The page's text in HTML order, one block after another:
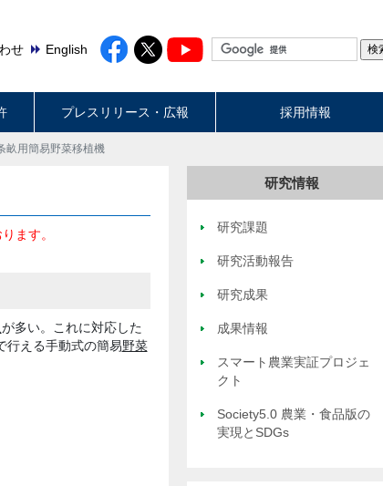
せ English
プレスリリース・広報 採用情報
畝用簡易野菜移植機
ます。
が多い。これに対応した
行える手動式の簡易野菜
研究情報
研究課題
研究活動報告
研究成果
成果情報
スマート農業実証プロジェ
クト
Society5.0 農業・食品版の
実現とSDGs